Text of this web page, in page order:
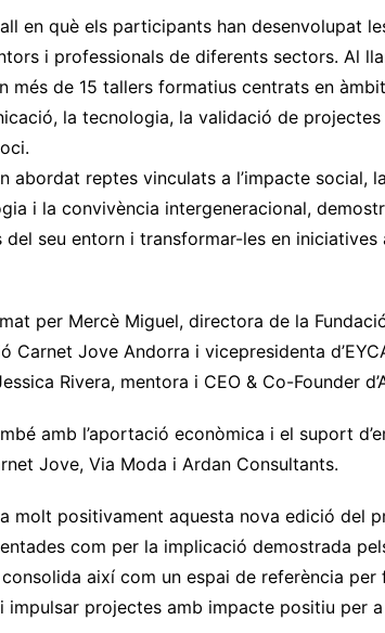
en què els participants han desenvolupat
i professionals de diferents sectors. Al
més de 15 tallers formatius centrats en
la tecnologia, la validació de projectes
abordat reptes vinculats a l’impacte social,
i la convivència intergeneracional,
seu entorn i transformar-les en iniciatives
per Mercè Miguel, directora de la
Carnet Jove Andorra i vicepresidenta
Rivera, mentora i CEO & Co-Founder
amb l’aportació econòmica i el suport
Jove, Via Moda i Ardan Consultants.
molt positivament aquesta nova edició del
com per la implicació demostrada
així com un espai de referència per
impulsar projectes amb impacte positiu per